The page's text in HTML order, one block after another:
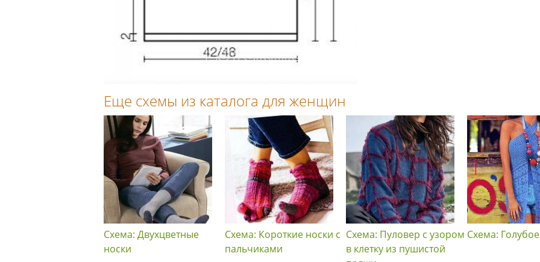
Еще схемы из каталога для женщин
Схема: Двухцветные
носки
Схема: Короткие носки с
пальчиками
Схема: Пуловер с узором
в клетку из пушистой
Схема: